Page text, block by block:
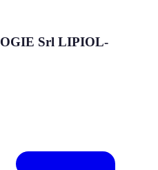
Srl LIPIOL-